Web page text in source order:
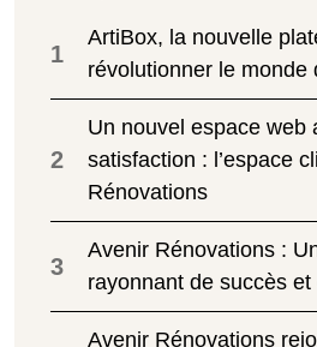
1
ArtiBox, la nouvelle
révolutionner le monde
2
Un nouvel espace web
satisfaction : l’espace
Rénovations
3
Avenir Rénovations :
rayonnant de succès et
Avenir Rénovations